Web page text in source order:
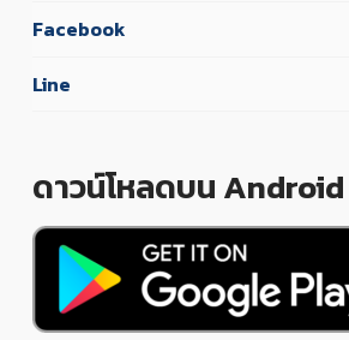
Facebook
Line
ดาวน์โหลดบน Android